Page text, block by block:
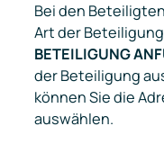
Bei den Beteiligten
Art der
BETEILIGUNG
der Beteiligung
können Sie die
auswählen.